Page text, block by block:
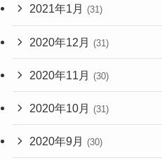
2021年1月 (31)
2020年12月 (31)
2020年11月 (30)
2020年10月 (31)
2020年9月 (30)